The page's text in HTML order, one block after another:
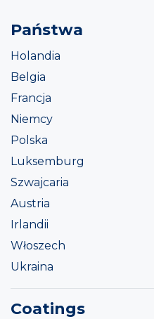
Państwa
Holandia
Belgia
Francja
Niemcy
Polska
Luksemburg
Szwajcaria
Austria
Irlandii
Włoszech
Ukraina
Coatings